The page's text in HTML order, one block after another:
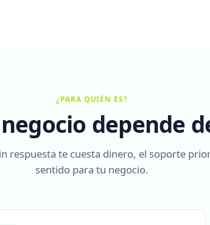
¿PARA QUIÉN ES?
depende
respuesta te cuesta dinero, el soporte
sentido para tu negocio.